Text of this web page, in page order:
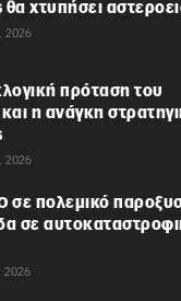
θα χτυπήσει
2026
πρόταση του
η ανάγκη
2026
σε πολεμικό
σε
2026